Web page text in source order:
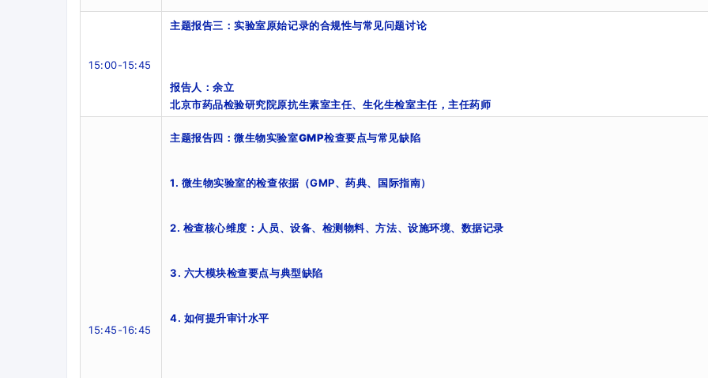
15:00-15:45
主题报告三 ：实验室原始记录的合规性与常见问题讨论
报告人：余立
北京市药品检验研究院原抗生素室主任、生化生检室主任，主任药师
15:45-16:45
主题报告四 ：微生物实验室GMP检查要点与常见缺陷
1. 微生物实验室的检查依据（GMP、药典、国际指南）
2. 检查核心维度：人员、设备、检测物料、方法、设施环境、数据记录
3. 六大模块检查要点与典型缺陷
4. 如何提升审计水平